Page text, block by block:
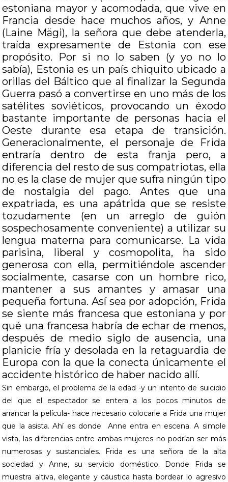
estoniana mayor y acomodada, que vive en
Francia desde hace muchos años, y Anne
(Laine Mägi), la señora que debe atenderla,
traída expresamente de Estonia con ese
propósito. Por si no lo saben (y yo no lo
sabía), Estonia es un país chiquito ubicado a
orillas del Báltico que al finalizar la Segunda
Guerra pasó a convertirse en uno más de los
satélites soviéticos, provocando un éxodo
bastante importante de personas hacia el
Oeste durante esa etapa de transición.
Generacionalmente, el personaje de Frida
entraría dentro de esta franja pero, a
diferencia del resto de sus compatriotas, ella
no es la clase de mujer que sufra ningún tipo
de nostalgia del pago. Antes que una
expatriada, es una apátrida que se resiste
tozudamente (en un arreglo de guión
sospechosamente conveniente) a utilizar su
lengua materna para comunicarse. La vida
parisina, liberal y cosmopolita, ha sido
generosa con ella, permitiéndole ascender
socialmente, casarse con un hombre rico,
mantener a sus amantes y amasar una
pequeña fortuna. Así sea por adopción, Frida
se siente más francesa que estoniana y por
qué una francesa habría de echar de menos,
después de medio siglo de ausencia, una
planicie fría y desolada en la retaguardia de
Europa con la que la conecta únicamente el
accidente histórico de haber nacido allí.
Sin embargo, el problema de la edad -y un intento de suicidio
del que el espectador se entera a los pocos minutos de
arrancar la película- hace necesario colocarle a Frida una mujer
que la asista. Ahí es donde Anne entra en escena. A simple
vista, las diferencias entre ambas mujeres no podrían ser más
numerosas y sustanciales. Frida es una señora de la alta
sociedad y Anne, su servicio doméstico. Donde Frida se
muestra altiva, elegante y cáustica hasta bordear lo agresivo